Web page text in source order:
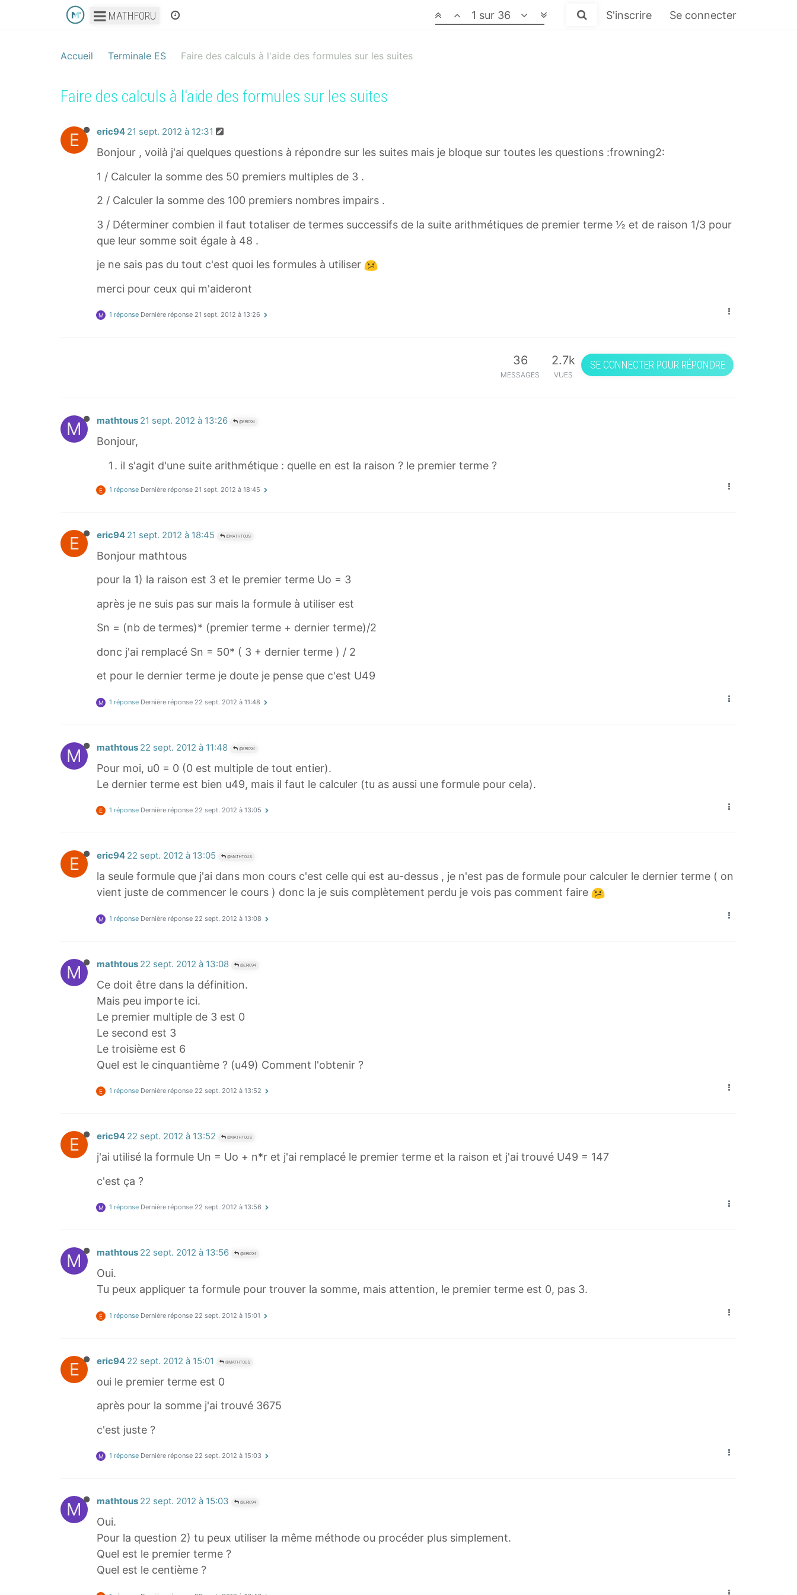
MATHFORU S'inscrire Se connecter
1 sur 36
Accueil Terminale ES Faire des calculs à l'aide des formules sur les suites
Faire des calculs à l'aide des formules sur les suites
E eric94 21 sept. 2012 à 12:31
Bonjour , voilà j'ai quelques questions à répondre sur les suites mais je bloque sur toutes les questions :frowning2:
1 / Calculer la somme des 50 premiers multiples de 3 .
2 / Calculer la somme des 100 premiers nombres impairs .
3 / Déterminer combien il faut totaliser de termes successifs de la suite arithmétiques de premier terme ½ et de raison 1/3 pour
que leur somme soit égale à 48 .
je ne sais pas du tout c'est quoi les formules à utiliser
merci pour ceux qui m'aideront
M 1 réponse Dernière réponse 21 sept. 2012 à 13:26
36
MESSAGES
2.7k
VUES
SE CONNECTER POUR RÉPONDRE
M mathtous 21 sept. 2012 à 13:26 @ERIC94
Bonjour,
il s'agit d'une suite arithmétique : quelle en est la raison ? le premier terme ?
E 1 réponse Dernière réponse 21 sept. 2012 à 18:45
E eric94 21 sept. 2012 à 18:45 @MATHTOUS
Bonjour mathtous
pour la 1) la raison est 3 et le premier terme Uo = 3
après je ne suis pas sur mais la formule à utiliser est
Sn = (nb de termes)* (premier terme + dernier terme)/2
donc j'ai remplacé Sn = 50* ( 3 + dernier terme ) / 2
et pour le dernier terme je doute je pense que c'est U49
M 1 réponse Dernière réponse 22 sept. 2012 à 11:48
M mathtous 22 sept. 2012 à 11:48 @ERIC94
Pour moi, u0 = 0 (0 est multiple de tout entier).
Le dernier terme est bien u49, mais il faut le calculer (tu as aussi une formule pour cela).
E 1 réponse Dernière réponse 22 sept. 2012 à 13:05
E eric94 22 sept. 2012 à 13:05 @MATHTOUS
la seule formule que j'ai dans mon cours c'est celle qui est au-dessus , je n'est pas de formule pour calculer le dernier terme ( on
vient juste de commencer le cours ) donc la je suis complètement perdu je vois pas comment faire
M 1 réponse Dernière réponse 22 sept. 2012 à 13:08
M mathtous 22 sept. 2012 à 13:08 @ERIC94
Ce doit être dans la définition.
Mais peu importe ici.
Le premier multiple de 3 est 0
Le second est 3
Le troisième est 6
Quel est le cinquantième ? (u49) Comment l'obtenir ?
E 1 réponse Dernière réponse 22 sept. 2012 à 13:52
E eric94 22 sept. 2012 à 13:52 @MATHTOUS
j'ai utilisé la formule Un = Uo + n*r et j'ai remplacé le premier terme et la raison et j'ai trouvé U49 = 147
c'est ça ?
M 1 réponse Dernière réponse 22 sept. 2012 à 13:56
M mathtous 22 sept. 2012 à 13:56 @ERIC94
Oui.
Tu peux appliquer ta formule pour trouver la somme, mais attention, le premier terme est 0, pas 3.
E 1 réponse Dernière réponse 22 sept. 2012 à 15:01
E eric94 22 sept. 2012 à 15:01 @MATHTOUS
oui le premier terme est 0
après pour la somme j'ai trouvé 3675
c'est juste ?
M 1 réponse Dernière réponse 22 sept. 2012 à 15:03
M mathtous 22 sept. 2012 à 15:03 @ERIC94
Oui.
Pour la question 2) tu peux utiliser la même méthode ou procéder plus simplement.
Quel est le premier terme ?
Quel est le centième ?